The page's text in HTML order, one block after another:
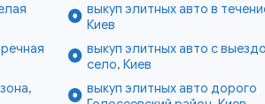
выкуп элитных авто в
Киев
выкуп элитных авто с
село, Киев
выкуп элитных авто дорого